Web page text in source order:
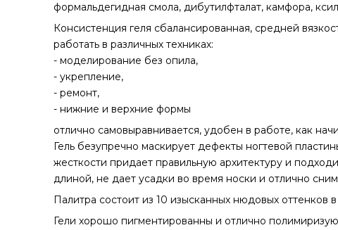
формальдегидная смола, дибутилфталат, камфора,
Консистенция геля сбалансированная, средней
работать в различных техниках:
- моделирование без опила,
- укрепление,
- ремонт,
- нижние и верхние формы
отлично самовыравнивается, удобен в работе, как
Гель безупречно маскирует дефекты ногтевой
жесткости придает правильную архитектуру и
длиной, не дает усадки во время носки и отлично
Палитра состоит из 10 изысканных нюдовых оттенков
Гели хорошо пигментированны и отлично